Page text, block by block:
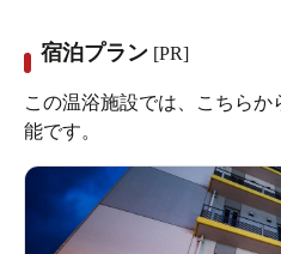
宿泊プラン [PR]
この温浴施設では、こちら
能です。